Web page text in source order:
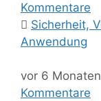
Kommentare
Sicherheit,
Anwendung
vor 6 Monaten
Kommentare